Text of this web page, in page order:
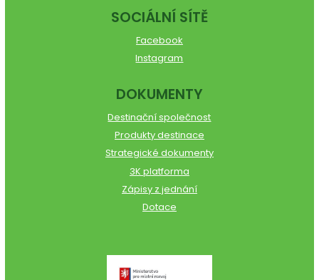
SOCIÁLNÍ SÍTĚ
Facebook
Instagram
DOKUMENTY
Destinační společnost
Produkty destinace
Strategické dokumenty
3K platforma
Zápisy z jednání
Dotace